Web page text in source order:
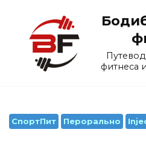
содержанию
фитнеса
СпортПит Перорально